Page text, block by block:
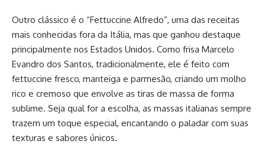
Outro clássico é o “Fettuccine Alfredo”, uma das receitas
mais conhecidas fora da Itália, mas que ganhou destaque
principalmente nos Estados Unidos. Como frisa Marcelo
Evandro dos Santos, tradicionalmente, ele é feito com
fettuccine fresco, manteiga e parmesão, criando um molho
rico e cremoso que envolve as tiras de massa de forma
sublime. Seja qual for a escolha, as massas italianas sempre
trazem um toque especial, encantando o paladar com suas
texturas e sabores únicos.